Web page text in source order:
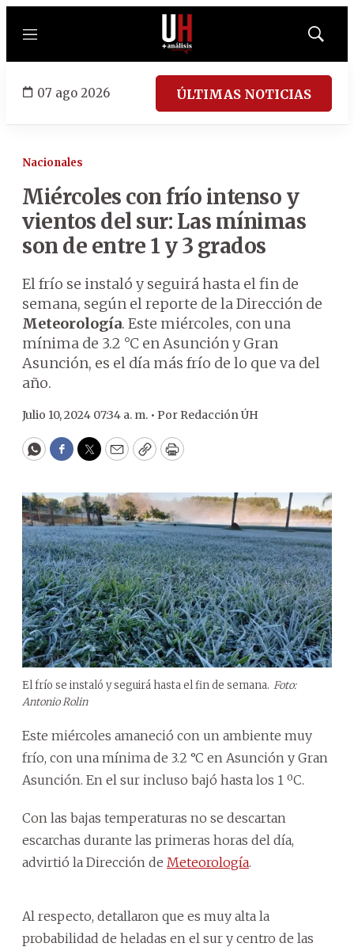
Menú
Mostrar
07 ago 2026 ÚLTIMAS NOTICIAS
Nacionales
Miércoles con frío intenso y
vientos del sur: Las mínimas
son de entre 1 y 3 grados
El frío se instaló y seguirá hasta el fin de
semana, según el reporte de la Dirección de
Meteorología. Este miércoles, con una
mínima de 3.2 °C en Asunción y Gran
Asunción, es el día más frío de lo que va del
año.
Julio 10, 2024 07:34 a. m. • Por Redacción ÚH
WhatsApp
Facebook
Twitter
EmailCopyPrint
El frío se instaló y seguirá hasta el fin de semana. Foto:
Antonio Rolin
Este miércoles amaneció con un ambiente muy
frío, con una mínima de 3.2 °C en Asunción y Gran
Asunción. En el sur incluso bajó hasta los 1 ºC.
Con las bajas temperaturas no se descartan
escarchas durante las primeras horas del día,
advirtió la Dirección de Meteorología.
Al respecto, detallaron que es muy alta la
probabilidad de heladas en el sur y centro de las